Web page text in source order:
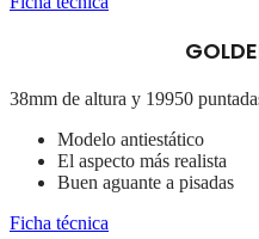
38mm de altura y 19950
Modelo antiestático
El aspecto más realista
Buen aguante a pisadas
Ficha técnica